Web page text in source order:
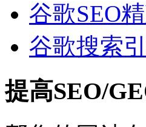
谷歌SEO
谷歌搜索
提高SEO/